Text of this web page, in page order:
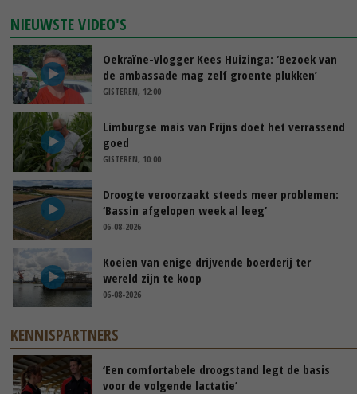
NIEUWSTE VIDEO'S
Oekraïne-vlogger Kees Huizinga: ‘Bezoek van
de ambassade mag zelf groente plukken’
GISTEREN, 12:00
Limburgse mais van Frijns doet het verrassend
goed
GISTEREN, 10:00
Droogte veroorzaakt steeds meer problemen:
‘Bassin afgelopen week al leeg’
06-08-2026
Koeien van enige drijvende boerderij ter
wereld zijn te koop
06-08-2026
KENNISPARTNERS
‘Een comfortabele droogstand legt de basis
voor de volgende lactatie’